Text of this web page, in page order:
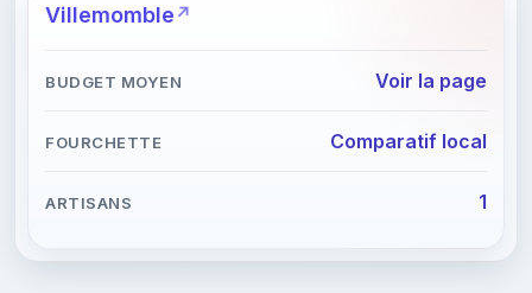
Villemomble
Voir la page
Comparatif local
1